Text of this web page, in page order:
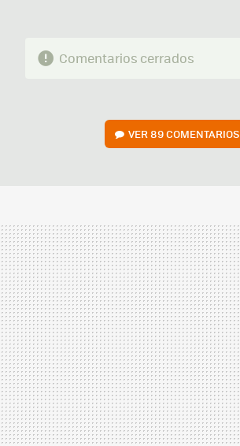
Comentarios cerrados
VER89 COMENTARIOS